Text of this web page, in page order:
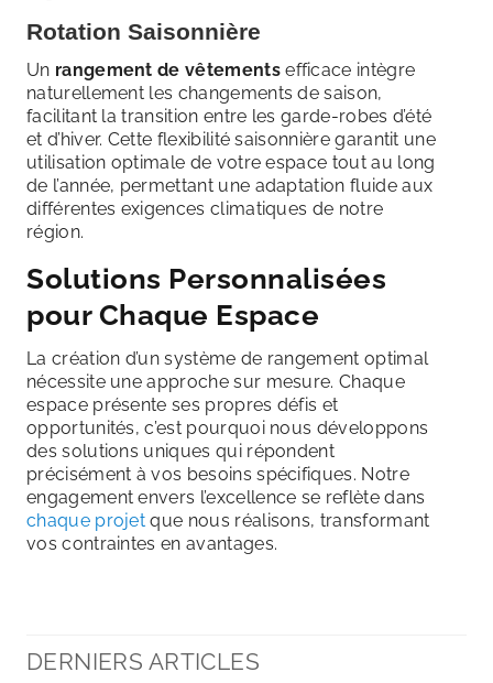
Rotation Saisonnière
Un rangement de vêtementsefficace intègre
naturellement les changements de saison,
facilitant la transition entre les garde-robes d’été
et d’hiver. Cette flexibilité saisonnière garantit une
utilisation optimale de votre espace tout au long
de l’année, permettant une adaptation fluide aux
différentes exigences climatiques de notre
région.
Solutions Personnalisées
pour Chaque Espace
La création d’un système de rangement optimal
nécessite une approche sur mesure. Chaque
espace présente ses propres défis et
opportunités, c’est pourquoi nous développons
des solutions uniques qui répondent
précisément à vos besoins spécifiques. Notre
engagement envers l’excellence se reflète dans
chaque projet que nous réalisons, transformant
vos contraintes en avantages.
DERNIERS ARTICLES